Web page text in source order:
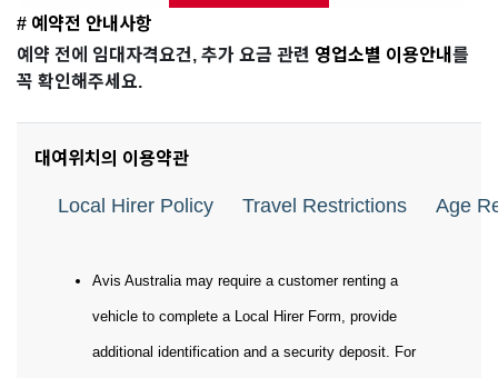
# 예약전 안내사항
예약 전에 임대자격요건, 추가 요금 관련 영업소별 이용안내 를
꼭 확인해주세요.
대여위치의 이용약관
Local Hirer Policy Travel Restrictions Age
Avis Australia may require a customer renting a
vehicle to complete a Local Hirer Form, provide
additional identification and a security deposit. For